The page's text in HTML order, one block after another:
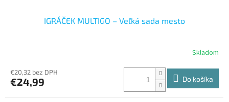
IGRÁČEK MULTIGO – Veľká sada mesto
Skladom
€20,32 bez DPH
€24,99 Do košíka